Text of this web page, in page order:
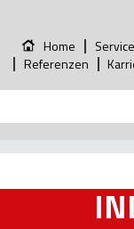
Home Service
Referenzen